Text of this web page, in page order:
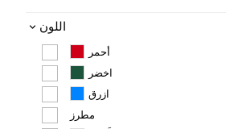
اللون
أحمر
اخضر
ازرق
مطرز